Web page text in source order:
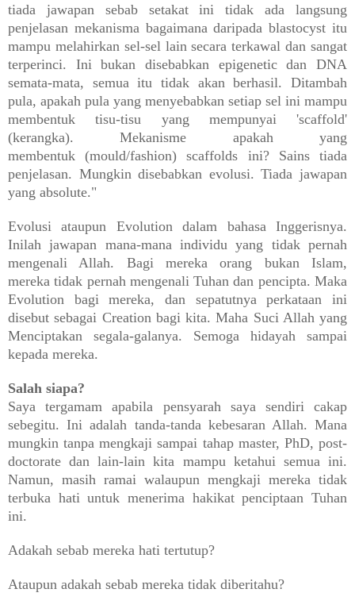
tiada jawapan sebab setakat ini tidak ada langsung
penjelasan mekanisma bagaimana daripada blastocyst itu
mampu melahirkan sel-sel lain secara terkawal dan sangat
terperinci. Ini bukan disebabkan epigenetic dan DNA
semata-mata, semua itu tidak akan berhasil. Ditambah
pula, apakah pula yang menyebabkan setiap sel ini mampu
membentuk tisu-tisu yang mempunyai 'scaffold'
(kerangka). Mekanisme apakah yang
membentuk (mould/fashion) scaffolds ini? Sains tiada
penjelasan. Mungkin disebabkan evolusi. Tiada jawapan
yang absolute."
Evolusi ataupun Evolution dalam bahasa Inggerisnya.
Inilah jawapan mana-mana individu yang tidak pernah
mengenali Allah. Bagi mereka orang bukan Islam,
mereka tidak pernah mengenali Tuhan dan pencipta. Maka
Evolution bagi mereka, dan sepatutnya perkataan ini
disebut sebagai Creation bagi kita. Maha Suci Allah yang
Menciptakan segala-galanya. Semoga hidayah sampai
kepada mereka.
Salah siapa?
Saya tergamam apabila pensyarah saya sendiri cakap
sebegitu. Ini adalah tanda-tanda kebesaran Allah. Mana
mungkin tanpa mengkaji sampai tahap master, PhD, post-
doctorate dan lain-lain kita mampu ketahui semua ini.
Namun, masih ramai walaupun mengkaji mereka tidak
terbuka hati untuk menerima hakikat penciptaan Tuhan
ini.
Adakah sebab mereka hati tertutup?
Ataupun adakah sebab mereka tidak diberitahu?